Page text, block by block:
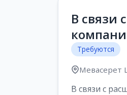
В связи
Требуются
Мевасерет
В связи с